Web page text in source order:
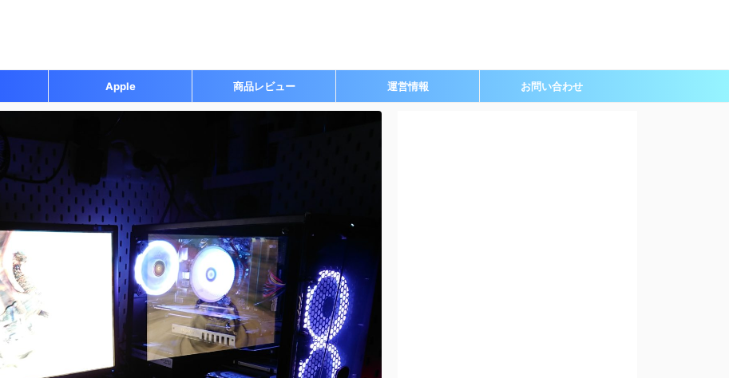
Apple 商品レビュー 運営情報 お問い合わせ